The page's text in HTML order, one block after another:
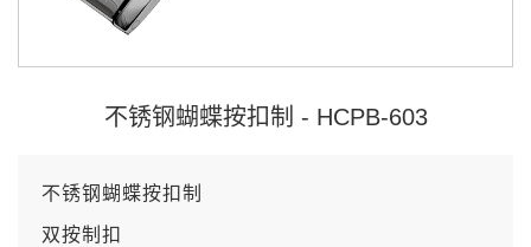
不锈钢蝴蝶按扣制 - HCPB-603
不锈钢蝴蝶按扣制
双按制扣